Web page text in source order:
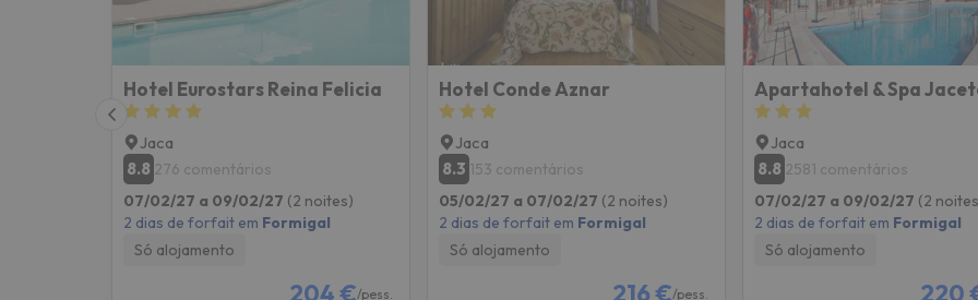
Hotel Eurostars Reina Felicia
Jaca
8.8 276 comentários
07/02/27 a 09/02/27 (2 noites)
2 dias de forfait em Formigal
Só alojamento
204 €/pess.
Hotel Conde Aznar
Jaca
8.3 153 comentários
05/02/27 a 07/02/27 (2 noites)
2 dias de forfait em Formigal
Só alojamento
216 €/pess.
Apartahotel & Spa
Jaca
8.8 2581 comentários
07/02/27 a 09/02/27 (2
2 dias de forfait em Formigal
Só alojamento
220